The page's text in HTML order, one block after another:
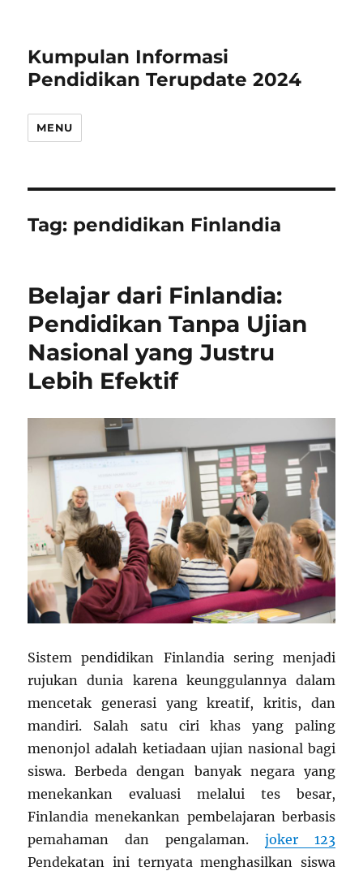
Kumpulan Informasi
Pendidikan Terupdate 2024
MENU
Tag: pendidikan Finlandia
Belajar dari Finlandia:
Pendidikan Tanpa Ujian
Nasional yang Justru
Lebih Efektif
Sistem pendidikan Finlandia sering menjadi
rujukan dunia karena keunggulannya dalam
mencetak generasi yang kreatif, kritis, dan
mandiri. Salah satu ciri khas yang paling
menonjol adalah ketiadaan ujian nasional bagi
siswa. Berbeda dengan banyak negara yang
menekankan evaluasi melalui tes besar,
Finlandia menekankan pembelajaran berbasis
pemahaman dan pengalaman. joker 123
Pendekatan ini ternyata menghasilkan siswa